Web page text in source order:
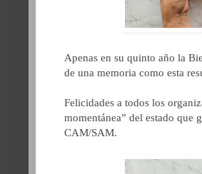
Apenas en su quinto año la
de una memoria como esta
Felicidades a todos los
momentánea” del estado que
CAM/SAM.